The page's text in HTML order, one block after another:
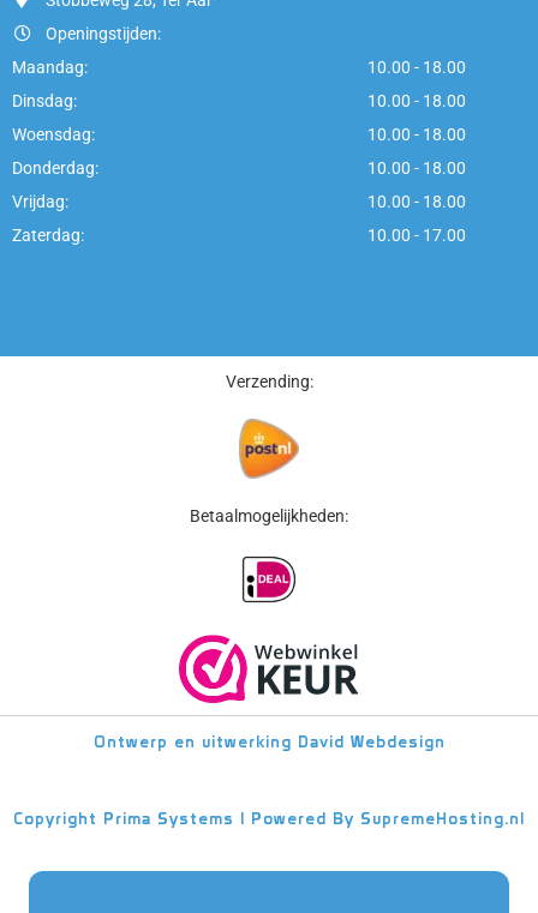
Openingstijden:
Maandag:
10.00 - 18.00
Dinsdag:
10.00 - 18.00
Woensdag:
10.00 - 18.00
Donderdag:
10.00 - 18.00
Vrijdag:
10.00 - 18.00
Zaterdag:
10.00 - 17.00
Verzending:
Betaalmogelijkheden:
Ontwerp en uitwerking David Webdesign
Copyright Prima Systems | Powered By SupremeHosting.nl